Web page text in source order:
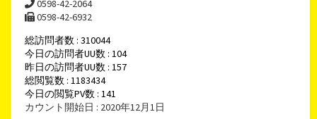
0598-42-2064
0598-42-6932
総訪問者数 : 310044
今日の訪問者UU数 : 104
昨日の訪問者UU数 : 157
総閲覧数 : 1183434
今日の閲覧PV数 : 141
カウント開始日 : 2020年12月1日